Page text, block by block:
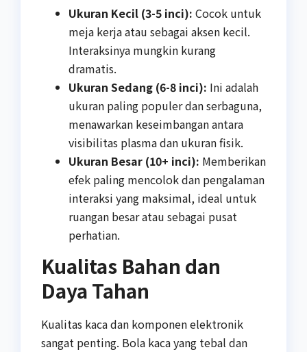
Ukuran Kecil (3-5 inci): Cocok untuk
meja kerja atau sebagai aksen kecil.
Interaksinya mungkin kurang
dramatis.
Ukuran Sedang (6-8 inci): Ini adalah
ukuran paling populer dan serbaguna,
menawarkan keseimbangan antara
visibilitas plasma dan ukuran fisik.
Ukuran Besar (10+ inci): Memberikan
efek paling mencolok dan pengalaman
interaksi yang maksimal, ideal untuk
ruangan besar atau sebagai pusat
perhatian.
Kualitas Bahan dan
Daya Tahan
Kualitas kaca dan komponen elektronik
sangat penting. Bola kaca yang tebal dan